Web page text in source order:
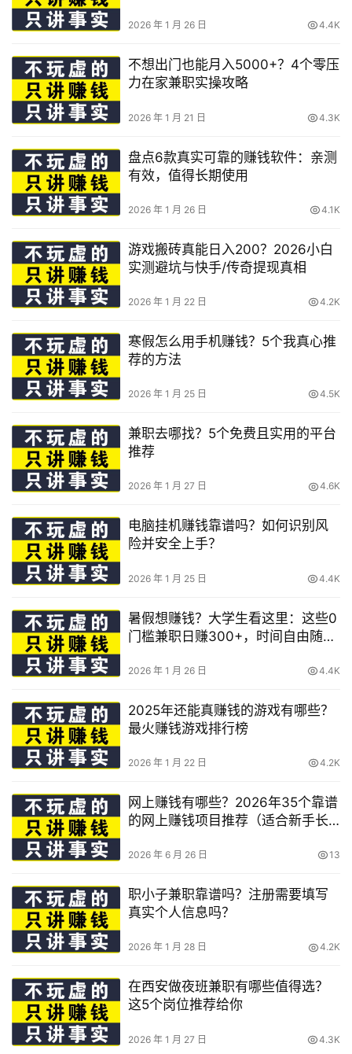
2026 年 1 月 26 日 4.4K
不想出门也能月入5000+？4个零压
力在家兼职实操攻略
2026 年 1 月 21 日 4.3K
盘点6款真实可靠的赚钱软件：亲测
有效，值得长期使用
2026 年 1 月 26 日 4.1K
游戏搬砖真能日入200？2026小白
实测避坑与快手/传奇提现真相
2026 年 1 月 22 日 4.2K
寒假怎么用手机赚钱？5个我真心推
荐的方法
2026 年 1 月 25 日 4.5K
兼职去哪找？5个免费且实用的平台
推荐
2026 年 1 月 27 日 4.6K
电脑挂机赚钱靠谱吗？如何识别风
险并安全上手？
2026 年 1 月 25 日 4.4K
暑假想赚钱？大学生看这里：这些0
门槛兼职日赚300+，时间自由随时
2026 年 1 月 26 日 4.4K
2025年还能真赚钱的游戏有哪些？
最火赚钱游戏排行榜
2026 年 1 月 22 日 4.2K
网上赚钱有哪些？2026年35个靠谱
的网上赚钱项目推荐（适合新手长
2026 年 6 月 26 日 13
职小子兼职靠谱吗？注册需要填写
真实个人信息吗？
2026 年 1 月 28 日 4.2K
在西安做夜班兼职有哪些值得选？
这5个岗位推荐给你
2026 年 1 月 27 日 4.3K